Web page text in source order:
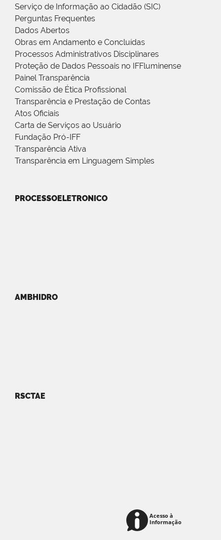
Serviço de Informação ao Cidadão (SIC)
Perguntas Frequentes
Dados Abertos
Obras em Andamento e Concluídas
Processos Administrativos Disciplinares
Proteção de Dados Pessoais no IFFluminense
Painel Transparência
Comissão de Ética Profissional
Transparência e Prestação de Contas
Atos Oficiais
Carta de Serviços ao Usuário
Fundação Pró-IFF
Transparência Ativa
Transparência em Linguagem Simples
PROCESSOELETRONICO
AMBHIDRO
RSCTAE